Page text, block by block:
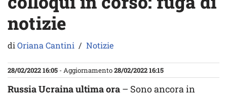
notizie
diOriana Cantini Notizie
28/02/2022 16:05 - Aggiornamento28/02/2022 16:15
Russia Ucraina ultima ora – Sono ancora in